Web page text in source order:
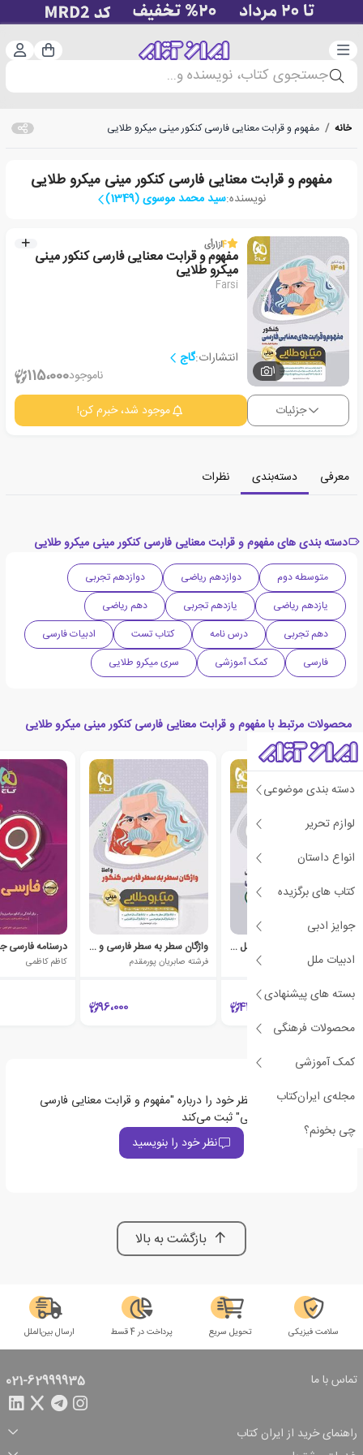
دسته‌بندی سبد
جستجوی کتاب، نویسنده و...
دسته بندی موضوعی
لوازم تحریر
انواع داستان
کتاب های برگزیده
جوایز ادبی
ادبیات ملل
بسته های پیشنهادی
محصولات فرهنگی
کمک آموزشی
مجله‌ی ایران‌کتاب
چی بخونم؟
خانه / مفهوم و قرابت معنایی فارسی کنکور مینی میکرو طلایی
مفهوم و قرابت معنایی فارسی کنکور مینی میکرو طلایی
نویسنده:سید محمد موسوی (1349)
1
4از1رأی
مفهوم و قرابت معنایی فارسی کنکور مینی
میکرو طلایی
Farsi
انتشارات:گاج
ناموجود115،000
جزئیات موجود شد، خبرم کن!
معرفی دسته‌بندی نظرات
دسته بندی های مفهوم و قرابت معنایی فارسی کنکور مینی میکرو طلایی
متوسطه دوم دوازدهم ریاضی
دوازدهم تجربی
یازدهم ریاضی
یازدهم تجربی
دهم ریاضی
دهم تجربی
درس نامه کتاب تست
ادبیات فارسی
فارسی
کمک آموزشی سری میکرو طلایی
محصولات مرتبط با مفهوم و قرابت معنایی فارسی کنکور مینی میکرو طلایی
گسسته و آمار و احتمال کامل میکرو طلایی
امیرسعید حسینی
446،000
واژگان سطر به سطر فارسی و املا مینی میکرو طلایی
فرشته صابریان پورمقدم
96،000
کاظم کاظمی
اولین نفری باشید که نظر خود را درباره "مفهوم و قرابت معنایی فارسی
کنکور مینی میکرو طلایی" ثبت می‌کند
نظر خود را بنویسید
بازگشت به بالا
سلامت فیزیکی تحویل سریع پرداخت در 4 قسط ارسال بین‌الملل
تماس با ما 021-62999935
راهنمای خرید از ایران کتاب